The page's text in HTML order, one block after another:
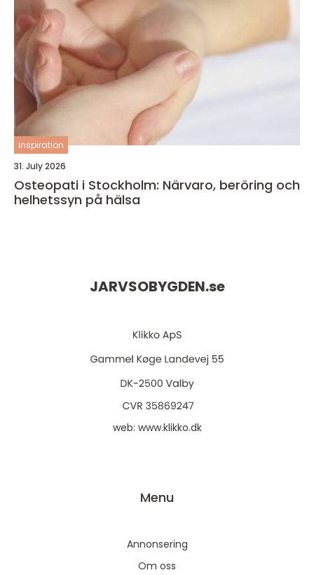
inspiration
31. July 2026
Osteopati i Stockholm: Närvaro, beröring och
helhetssyn på hälsa
JARVSOBYGDEN.se
web: www.klikko.dk
Menu
Annonsering
Om oss